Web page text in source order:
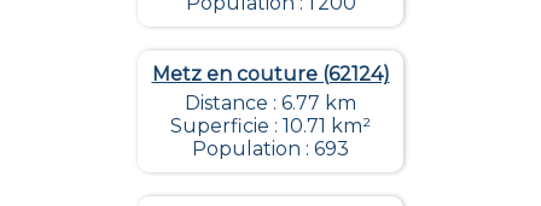
Metz en couture (62124)
Distance : 6.77 km
Superficie : 10.71 km²
Population : 693